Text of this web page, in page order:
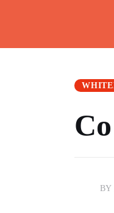
Artykuły
Artykuły sponsorowane
BY